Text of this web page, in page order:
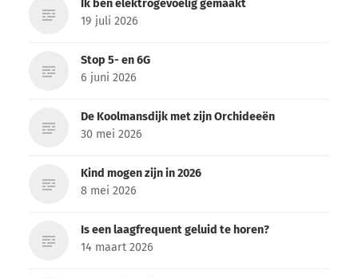
Ik ben elektrogevoelig gemaakt
19 juli 2026
Stop 5- en 6G
6 juni 2026
De Koolmansdijk met zijn Orchideeën
30 mei 2026
Kind mogen zijn in 2026
8 mei 2026
Is een laagfrequent geluid te horen?
14 maart 2026